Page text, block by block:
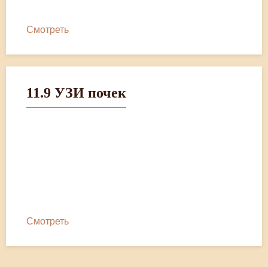
Смотреть
11.9 УЗИ почек
Смотреть